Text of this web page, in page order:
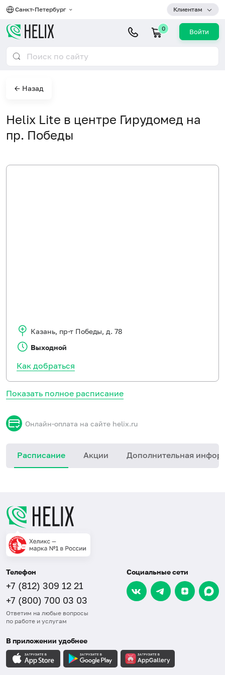
Санкт-Петербург Клиентам
0 Войти
← Назад
Helix Lite в центре Гирудомед на
пр. Победы
Показать полное расписание
Онлайн-оплата на сайте helix.ru
Расписание Акции Дополнительная
Казань, пр-т Победы, д. 78
Выходной
Как добраться
Телефон
+7 (812) 309 12 21
+7 (800) 700 03 03
Ответим на любые вопросы
по работе и услугам
Социальные сети
В приложении удобнее